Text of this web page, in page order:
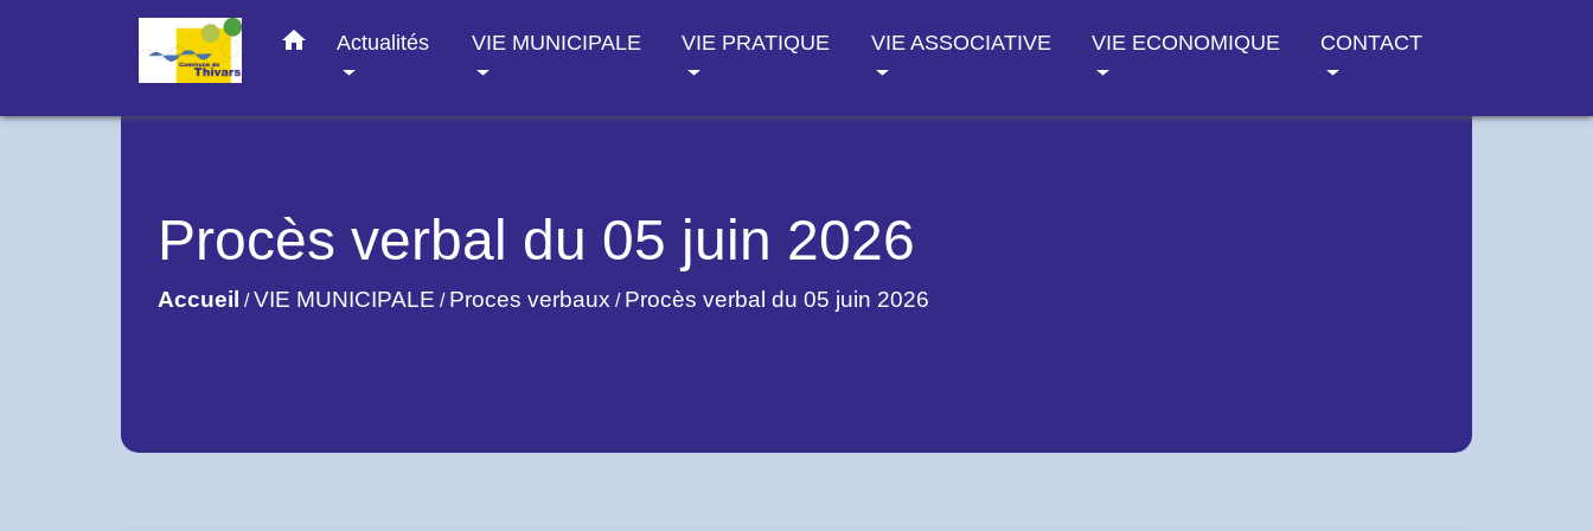
home Actualités VIE MUNICIPALE VIE PRATIQUE VIE ASSOCIATIVE VIE ECONOMIQUE CONTACT
Procès verbal du 05 juin 2026
Accueil /VIE MUNICIPALE / Proces verbaux / Procès verbal du 05 juin 2026